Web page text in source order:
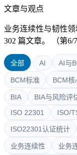
文章与观点
业务连续性与韧性
302 篇文章。
（第6/
全部 AI AI与
BCM标准 BCM核
BIA BIA与风险评
ISO 22301
ISO/
ISO22301认证统计
业务连续性 业务